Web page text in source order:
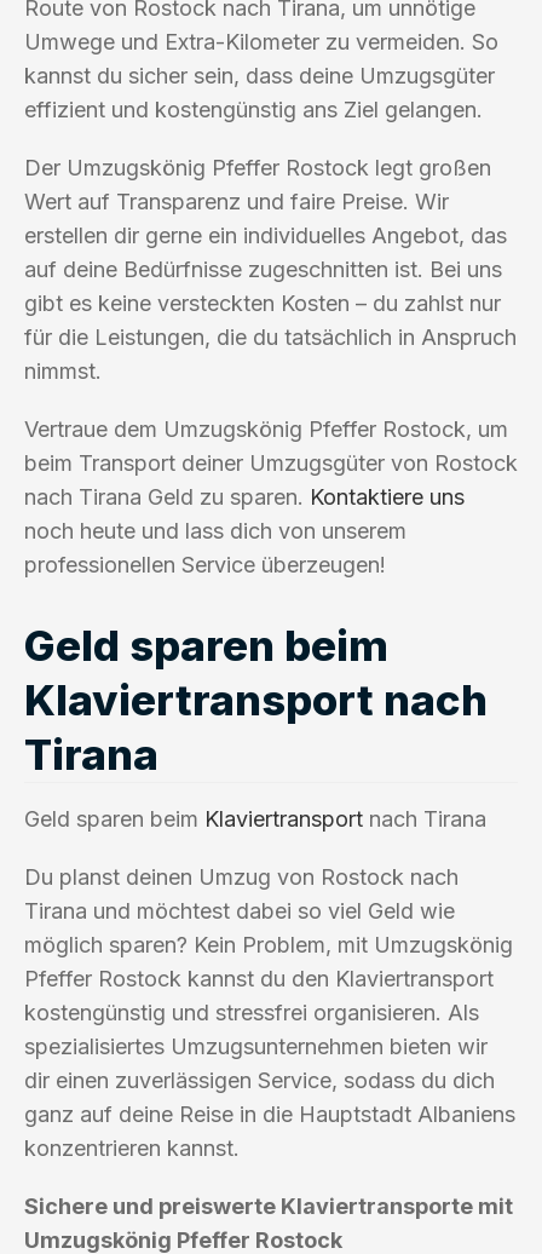
Route von Rostock nach Tirana, um unnötige
Umwege und Extra-Kilometer zu vermeiden. So
kannst du sicher sein, dass deine Umzugsgüter
effizient und kostengünstig ans Ziel gelangen.
Der Umzugskönig Pfeffer Rostock legt großen
Wert auf Transparenz und faire Preise. Wir
erstellen dir gerne ein individuelles Angebot, das
auf deine Bedürfnisse zugeschnitten ist. Bei uns
gibt es keine versteckten Kosten – du zahlst nur
für die Leistungen, die du tatsächlich in Anspruch
nimmst.
Vertraue dem Umzugskönig Pfeffer Rostock, um
beim Transport deiner Umzugsgüter von Rostock
nach Tirana Geld zu sparen. Kontaktiere uns
noch heute und lass dich von unserem
professionellen Service überzeugen!
Geld sparen beim
Klaviertransport nach
Tirana
Geld sparen beim Klaviertransport nach Tirana
Du planst deinen Umzug von Rostock nach
Tirana und möchtest dabei so viel Geld wie
möglich sparen? Kein Problem, mit Umzugskönig
Pfeffer Rostock kannst du den Klaviertransport
kostengünstig und stressfrei organisieren. Als
spezialisiertes Umzugsunternehmen bieten wir
dir einen zuverlässigen Service, sodass du dich
ganz auf deine Reise in die Hauptstadt Albaniens
konzentrieren kannst.
Sichere und preiswerte Klaviertransporte mit
Umzugskönig Pfeffer Rostock